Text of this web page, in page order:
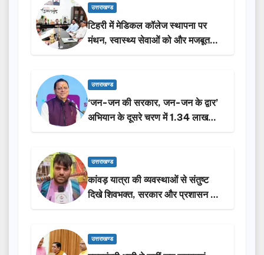
उत्तराखण्ड
टिहरी में मेडिकल कॉलेज स्थापना पर
मंथन, स्वास्थ्य सेवाओं को और मजबूत
करेगी सरकार: मुख्यमंत्री धामी…
उत्तराखण्ड
‘जन-जन की सरकार, जन-जन के द्वार’
अभियान के दूसरे चरण में 1.34 लाख
लोगों की भागीदारी…
उत्तराखण्ड
कांवड़ यात्रा की व्यवस्थाओं से संतुष्ट
दिखे शिवभक्त, सरकार और प्रशासन की
सराहना…
उत्तराखण्ड